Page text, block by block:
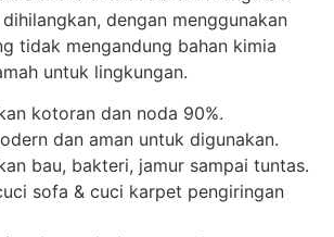
dengan menggunakan
tidak mengandung bahan kimia
untuk lingkungan.
kotoran dan noda 90%.
dan aman untuk digunakan.
bau, bakteri, jamur sampai tuntas.
sofa & cuci karpet pengiringan